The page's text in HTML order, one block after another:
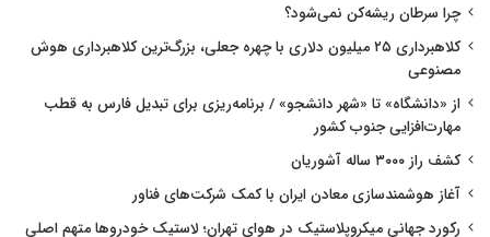
چرا سرطان ریشه‌کن نمی‌شود؟
کلاهبرداری ۲۵ میلیون دلاری با چهره جعلی، بزرگ‌ترین کلاهبرداری هوش
مصنوعی
از «دانشگاه» تا «شهر دانشجو» / برنامه‌ریزی برای تبدیل فارس به قطب
مهارت‌افزایی جنوب کشور
کشف راز ۳۰۰۰ ساله آشوریان
آغاز هوشمندسازی معادن ایران با کمک شرکت‌های فناور
رکورد جهانی میکروپلاستیک در هوای تهران؛ لاستیک خودروها متهم اصلی